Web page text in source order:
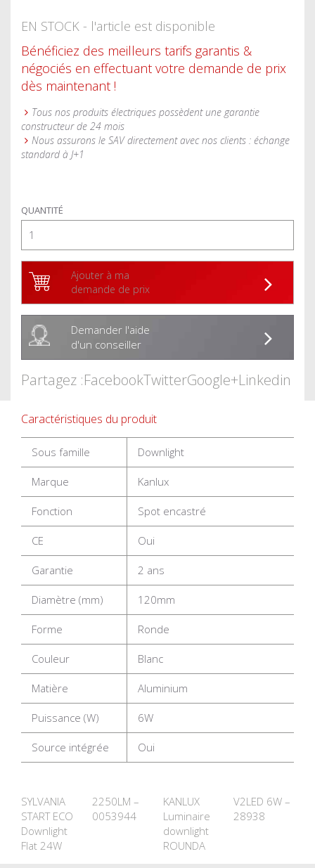
EN STOCK - l'article est disponible
Bénéficiez des meilleurs tarifs garantis &
négociés en effectuant votre demande de prix
dès maintenant !
Tous nos produits électriques possèdent une garantie
constructeur de 24 mois
Nous assurons le SAV directement avec nos clients : échange
standard à J+1
QUANTITÉ
Ajouter à ma
demande de prix
Demander l'aide
d'un conseiller
Partagez :FacebookTwitterGoogle+Linkedin
Caractéristiques du produit
Sous famille Downlight
Marque Kanlux
Fonction Spot encastré
CE Oui
Garantie 2 ans
Diamètre (mm) 120mm
Forme Ronde
Couleur Blanc
Matière Aluminium
Puissance (W) 6W
Source intégrée Oui
SYLVANIA
START ECO
Downlight
Flat 24W
2250LM –
0053944
KANLUX
Luminaire
downlight
ROUNDA
V2LED 6W –
28938